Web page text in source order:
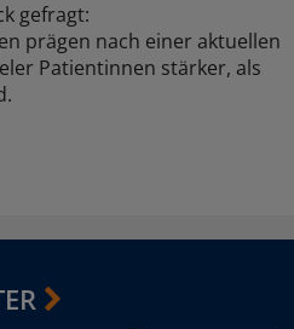
gefragt:
prägen nach einer aktuellen
Patientinnen stärker, als